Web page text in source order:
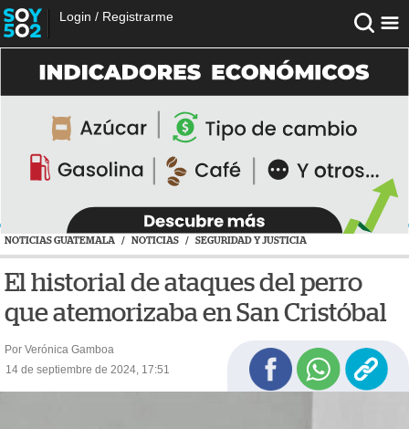
Login / Registrarme
NOTICIAS GUATEMALA / NOTICIAS / SEGURIDAD Y JUSTICIA
El historial de ataques del perro
que atemorizaba en San Cristóbal
Por Verónica Gamboa
14 de septiembre de 2024, 17:51